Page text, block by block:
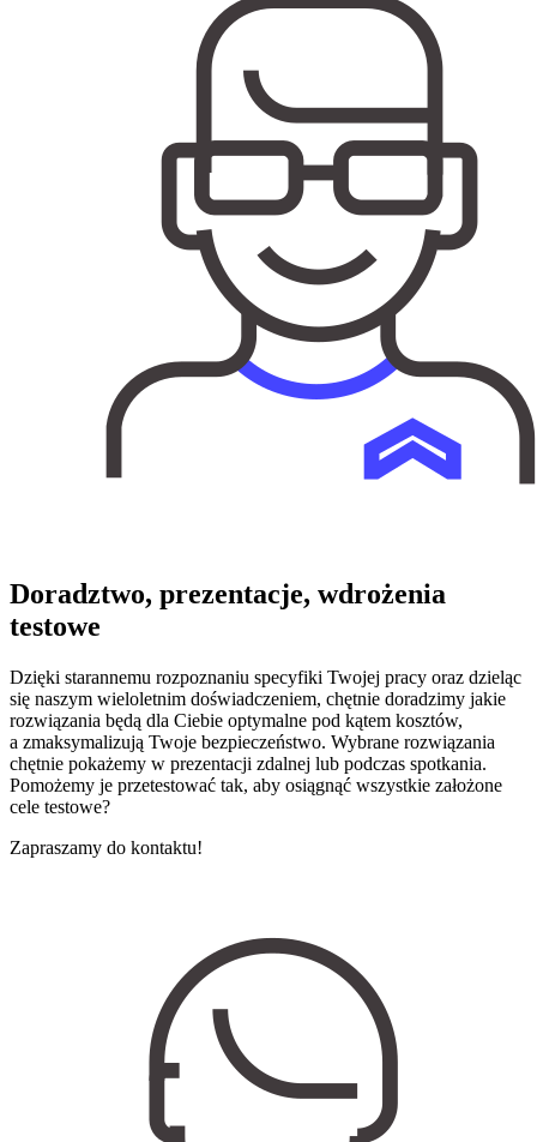
Doradztwo, prezentacje, wdrożenia
testowe
Dzięki starannemu rozpoznaniu specyfiki Twojej pracy oraz dzieląc
się naszym wieloletnim doświadczeniem, chętnie doradzimy jakie
rozwiązania będą dla Ciebie optymalne pod kątem kosztów,
a zmaksymalizują Twoje bezpieczeństwo. Wybrane rozwiązania
chętnie pokażemy w prezentacji zdalnej lub podczas spotkania.
Pomożemy je przetestować tak, aby osiągnąć wszystkie założone
cele testowe?
Zapraszamy do kontaktu!